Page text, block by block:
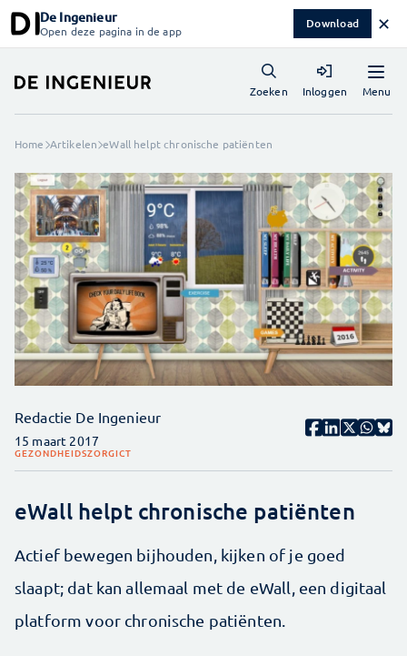
De Ingenieur
Open deze pagina in de app Download ✕
Menu
Zoeken Inloggen
Home Artikelen eWall helpt chronische patiënten
Redactie De Ingenieur
15 maart 2017
GEZONDHEIDSZORGICT
eWall helpt chronische patiënten
Actief bewegen bijhouden, kijken of je goed
slaapt; dat kan allemaal met de eWall, een digitaal
platform voor chronische patiënten.